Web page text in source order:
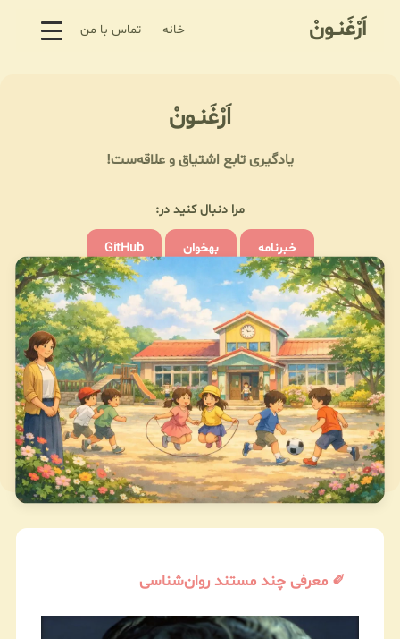
اَرْغَنـونْ خانه تماس با من
اَرْغَنـونْ
یادگیری تابع اشتیاق و علاقه‌ست!
مرا دنبال کنید در:
خبرنامه بهخوان GitHub
✐ معرفی چند مستند روان‌شناسی